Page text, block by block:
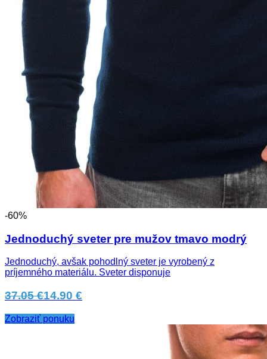
-60%
Jednoduchý sveter pre mužov tmavo modrý
Jednoduchý, avšak pohodlný sveter je vyrobený z
príjemného materiálu. Sveter disponuje
37.05 €14.90 €
Zobraziť ponuku